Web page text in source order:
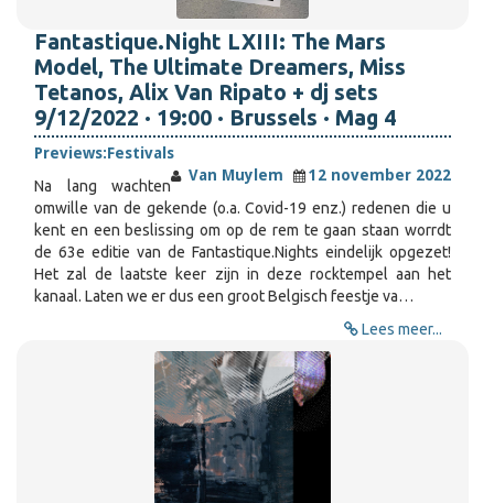
Fantastique.Night LXIII: The Mars
Model, The Ultimate Dreamers, Miss
Tetanos, Alix Van Ripato + dj sets
9/12/2022 · 19:00 · Brussels · Mag 4
Previews:Festivals
Van Muylem
12 november 2022
Na lang wachten
omwille van de gekende (o.a. Covid-19 enz.) redenen die u
kent en een beslissing om op de rem te gaan staan worrdt
de 63e editie van de Fantastique.Nights eindelijk opgezet!
Het zal de laatste keer zijn in deze rocktempel aan het
kanaal. Laten we er dus een groot Belgisch feestje va…
Lees meer...